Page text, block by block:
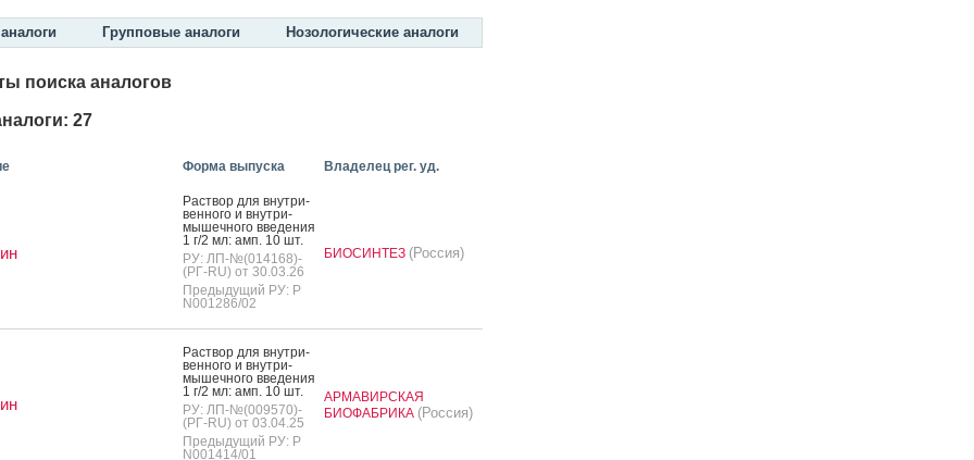
Групповые аналоги Нозологические аналоги
поиска аналогов
27
Форма выпуска Владелец рег. уд.
Рас­твор для внут­ри­
вен­но­го и внут­ри­
мышеч­но­го вве­дения
1 г/2 мл: амп. 10 шт.
РУ: ЛП-№(014168)-
(РГ-RU) от 30.03.26
Предыдущий РУ: Р
N001286/02
БИОСИНТЕЗ (Россия)
Рас­твор для внут­ри­
вен­но­го и внут­ри­
мышеч­но­го вве­дения
1 г/2 мл: амп. 10 шт.
РУ: ЛП-№(009570)-
(РГ-RU) от 03.04.25
Предыдущий РУ: Р
N001414/01
АРМАВИРСКАЯ
БИОФАБРИКА (Россия)